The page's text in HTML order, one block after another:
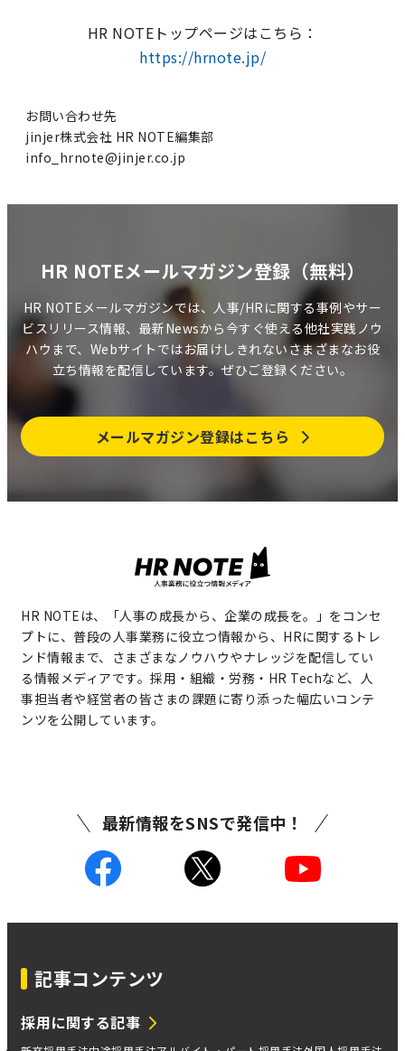
HR NOTEトップページはこちら：
https://hrnote.jp/
お問い合わせ先
jinjer株式会社 HR NOTE編集部
info_hrnote@jinjer.co.jp
HR NOTEメールマガジン登録（無料）
HR NOTEメールマガジンでは、人事/HRに関する事例やサー
ビスリリース情報、最新Newsから今すぐ使える他社実践ノウ
ハウまで、Webサイトではお届けしきれないさまざまなお役
立ち情報を配信しています。ぜひご登録ください。
メールマガジン登録はこちら
HR NOTEは、「人事の成長から、企業の成長を。」をコンセ
プトに、普段の人事業務に役立つ情報から、HRに関するトレ
ンド情報まで、さまざまなノウハウやナレッジを配信してい
る情報メディアです。採用・組織・労務・HR Techなど、人
事担当者や経営者の皆さまの課題に寄り添った幅広いコンテ
ンツを公開しています。
最新情報をSNSで発信中！
記事コンテンツ
採用に関する記事